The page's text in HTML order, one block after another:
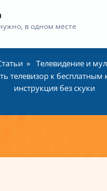
в одном месте
Телевидение и
телевизор к бесплатным
инструкция без скуки